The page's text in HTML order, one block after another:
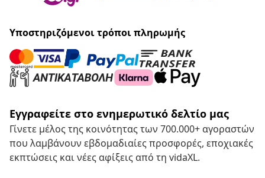
Υποστηριζόμενοι τρόποι πληρωμής
Εγγραφείτε στο ενημερωτικό δελτίο μας
Γίνετε μέλος της κοινότητας των 700.000+ αγοραστών
που λαμβάνουν εβδομαδιαίες προσφορές, εποχιακές
εκπτώσεις και νέες αφίξεις από τη vidaXL.